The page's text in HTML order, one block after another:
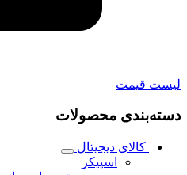
لیست قیمت
دسته‌بندی محصولات
کالای دیجیتال
اسپیکر